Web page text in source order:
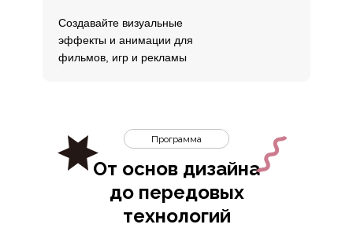
Создавайте визуальные
эффекты и анимации для
фильмов, игр и рекламы
От основ дизайна
до передовых
технологий
Программа